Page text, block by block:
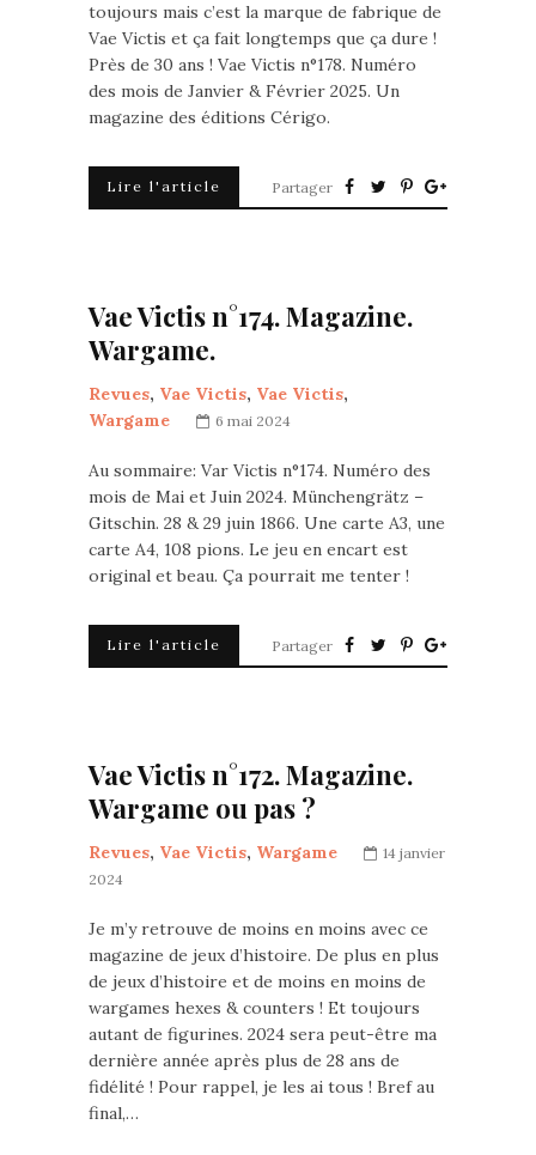
toujours mais c’est la marque de fabrique de
Vae Victis et ça fait longtemps que ça dure !
Près de 30 ans ! Vae Victis n°178. Numéro
des mois de Janvier & Février 2025. Un
magazine des éditions Cérigo.
Lire l'article Partager
Vae Victis n°174. Magazine.
Wargame.
Revues, Vae Victis, Vae Victis,
Wargame
6 mai 2024
Au sommaire: Var Victis n°174. Numéro des
mois de Mai et Juin 2024. Münchengrätz –
Gitschin. 28 & 29 juin 1866. Une carte A3, une
carte A4, 108 pions. Le jeu en encart est
original et beau. Ça pourrait me tenter !
Lire l'article Partager
Vae Victis n°172. Magazine.
Wargame ou pas ?
Revues, Vae Victis, Wargame
14 janvier
2024
Je m’y retrouve de moins en moins avec ce
magazine de jeux d’histoire. De plus en plus
de jeux d’histoire et de moins en moins de
wargames hexes & counters ! Et toujours
autant de figurines. 2024 sera peut-être ma
dernière année après plus de 28 ans de
fidélité ! Pour rappel, je les ai tous ! Bref au
final,…